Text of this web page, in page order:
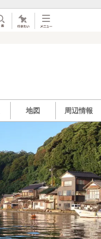
地図 周辺情報